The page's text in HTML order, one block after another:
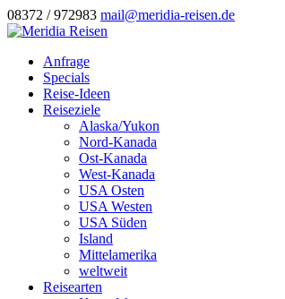
08372 / 972983 mail@meridia-reisen.de
Anfrage
Specials
Reise-Ideen
Reiseziele
Alaska/Yukon
Nord-Kanada
Ost-Kanada
West-Kanada
USA Osten
USA Westen
USA Süden
Island
Mittelamerika
weltweit
Reisearten